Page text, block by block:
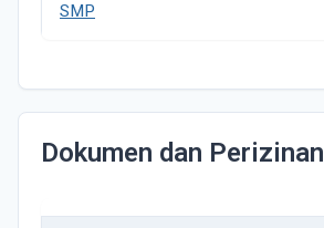
SMP
Dokumen dan Perizinan